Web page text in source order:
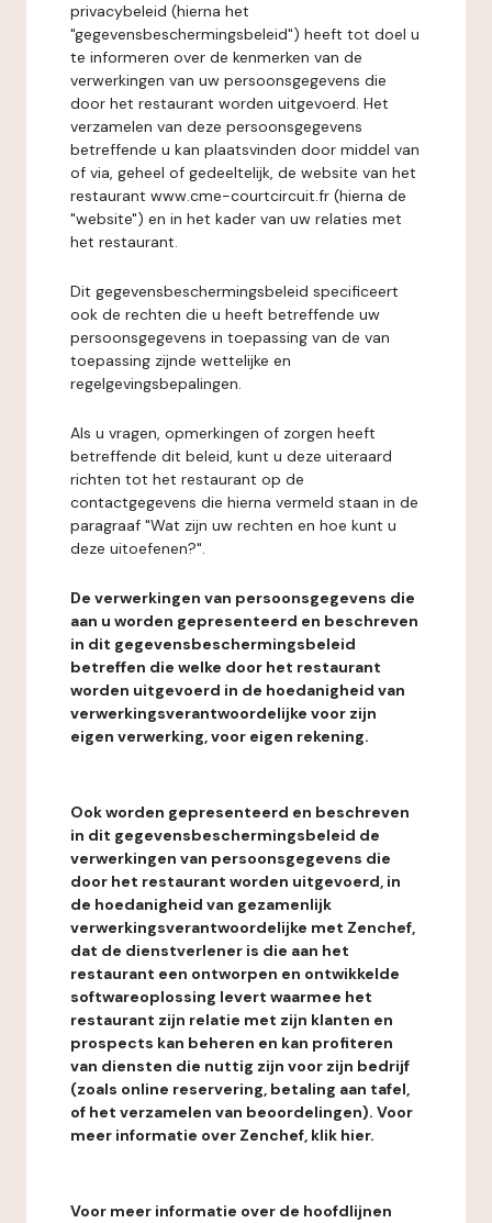
privacybeleid (hierna het
"gegevensbeschermingsbeleid") heeft tot doel u
te informeren over de kenmerken van de
verwerkingen van uw persoonsgegevens die
door het restaurant worden uitgevoerd. Het
verzamelen van deze persoonsgegevens
betreffende u kan plaatsvinden door middel van
of via, geheel of gedeeltelijk, de website van het
restaurant www.cme-courtcircuit.fr (hierna de
"website") en in het kader van uw relaties met
het restaurant.
Dit gegevensbeschermingsbeleid specificeert
ook de rechten die u heeft betreffende uw
persoonsgegevens in toepassing van de van
toepassing zijnde wettelijke en
regelgevingsbepalingen.
Als u vragen, opmerkingen of zorgen heeft
betreffende dit beleid, kunt u deze uiteraard
richten tot het restaurant op de
contactgegevens die hierna vermeld staan in de
paragraaf "Wat zijn uw rechten en hoe kunt u
deze uitoefenen?".
De verwerkingen van persoonsgegevens die
aan u worden gepresenteerd en beschreven
in dit gegevensbeschermingsbeleid
betreffen die welke door het restaurant
worden uitgevoerd in de hoedanigheid van
verwerkingsverantwoordelijke voor zijn
eigen verwerking, voor eigen rekening.
Ook worden gepresenteerd en beschreven
in dit gegevensbeschermingsbeleid de
verwerkingen van persoonsgegevens die
door het restaurant worden uitgevoerd, in
de hoedanigheid van gezamenlijk
verwerkingsverantwoordelijke met Zenchef,
dat de dienstverlener is die aan het
restaurant een ontworpen en ontwikkelde
softwareoplossing levert waarmee het
restaurant zijn relatie met zijn klanten en
prospects kan beheren en kan profiteren
van diensten die nuttig zijn voor zijn bedrijf
(zoals online reservering, betaling aan tafel,
of het verzamelen van beoordelingen). Voor
meer informatie over Zenchef, klik hier.
Voor meer informatie over de hoofdlijnen